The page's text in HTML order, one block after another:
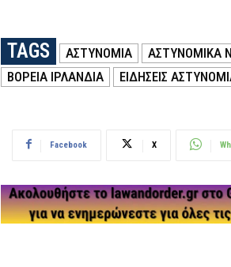
TAGS ΑΣΤΥΝΟΜΙΑ ΑΣΤΥΝΟΜΙΚΑ
ΒΌΡΕΙΑ ΙΡΛΑΝΔΊΑ
ΕΙΔΗΣΕΙΣ
Facebook X